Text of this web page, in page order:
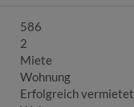
586
2
Miete
Wohnung
Erfolgreich vermietet